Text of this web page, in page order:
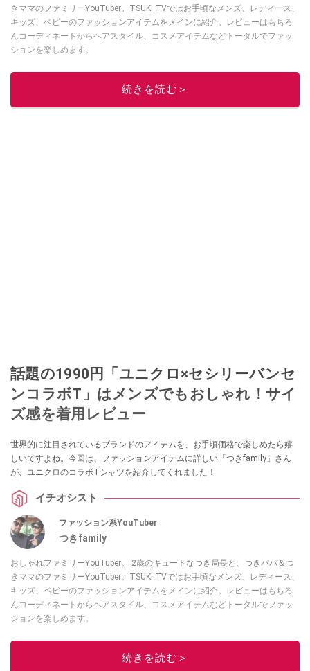
きママのファミリーYouTuber。TSUKI TVではお手頃なメンズ、レディース、
キッズ、ベビーのファッションアイテムをメインに紹介。レビューはもちろ
んコーディネートからヘアスタイル、コスメアイテムなどトータルでファッ
ションを楽しめます。
このイチオシストの他の記事を読む
続きを読む＞
話題の1990円「ユニクロ×セシリーバンセ
ンコラボT」はメンズでもおしゃれ！サイ
ズ感を着用レビュー
世界的に注目されているブランドのアイテムを、お手頃価格で楽しめたら嬉
しいですよね。今回は、ファッションアイテムに詳しい「つきfamily」さん
が、ユニクロのコラボTシャツを紹介してくれました！
イチオシスト
ファッション系YouTuber
つきfamily
おしゃれファミリーYouTuber。 2歳のキュートなつき局長と、つきパパ＆つ
きママのファミリーYouTuber。TSUKI TVではお手頃なメンズ、レディース、
キッズ、ベビーのファッションアイテムをメインに紹介。レビューはもちろ
んコーディネートからヘアスタイル、コスメアイテムなどトータルでファッ
ションを楽しめます。
このイチオシストの他の記事を読む
続きを読む＞